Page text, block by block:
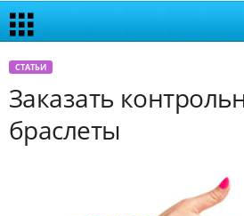
СТАТЬИ
Заказать
браслеты